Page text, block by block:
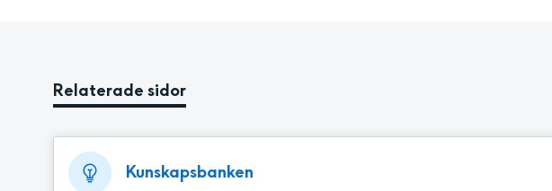
Relaterade sidor
Kunskapsbanken